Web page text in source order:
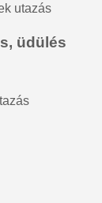
utazás
üdülés